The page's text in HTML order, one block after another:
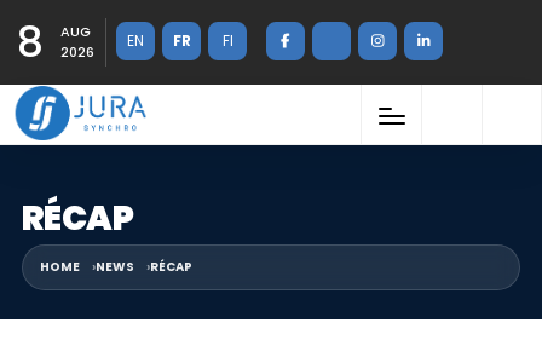
8
AUG
2026
EN FR FI
RÉCAP
HOME NEWS RÉCAP